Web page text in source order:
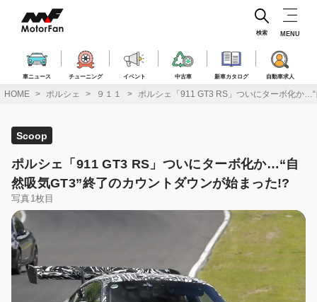
ス
車ニュース チューニング イベント 中古車 新車カタログ 自動車求人
検索 MENU
HOME ポルシェ ９１１ ポルシェ「911 GT3 RS」ついにターボ化か
Scoop
ポルシェ「911 GT3 RS」ついにターボ化か…“自
然吸気GT3”終了のカウントダウンが始まった!?
写真1枚目